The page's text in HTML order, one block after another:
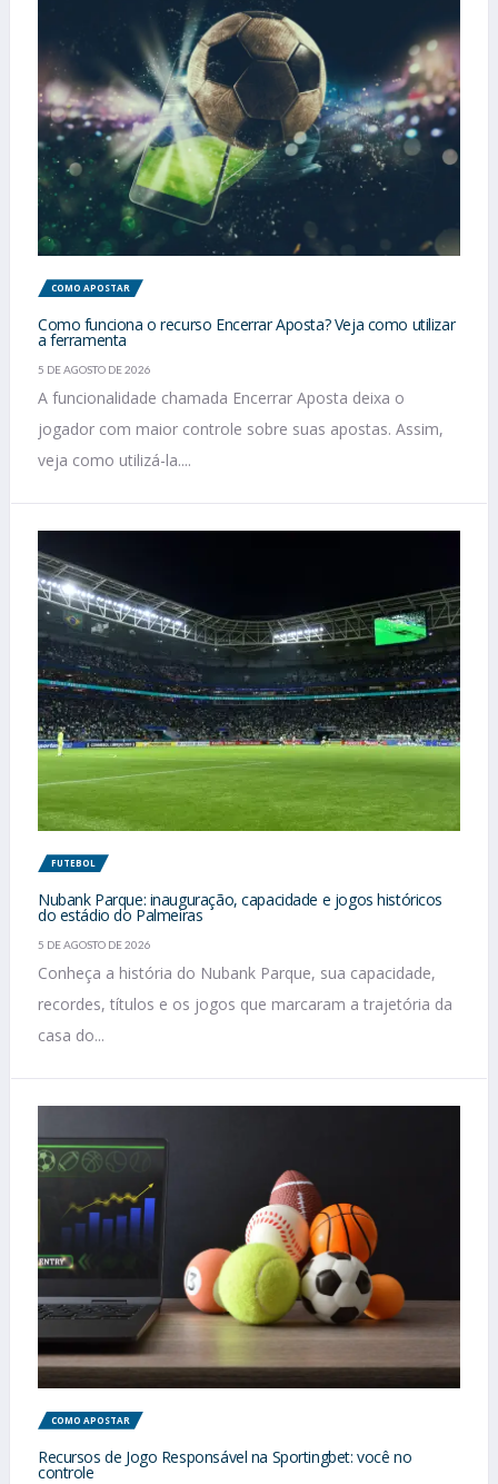
COMO APOSTAR
Como funciona o recurso Encerrar Aposta? Veja como utilizar
a ferramenta
5 DE AGOSTO DE 2026
A funcionalidade chamada Encerrar Aposta deixa o
jogador com maior controle sobre suas apostas. Assim,
veja como utilizá-la....
FUTEBOL
Nubank Parque: inauguração, capacidade e jogos históricos
do estádio do Palmeiras
5 DE AGOSTO DE 2026
Conheça a história do Nubank Parque, sua capacidade,
recordes, títulos e os jogos que marcaram a trajetória da
casa do...
COMO APOSTAR
Recursos de Jogo Responsável na Sportingbet: você no
controle